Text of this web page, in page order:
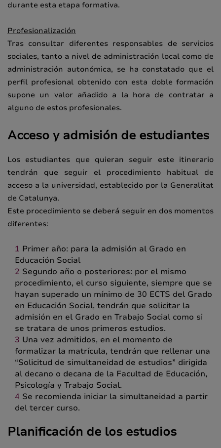
durante esta etapa formativa.
Profesionalización
Tras consultar diferentes responsables de servicios
sociales, tanto a nivel de administración local como de
administración autonómica, se ha constatado que el
perfil profesional obtenido con esta doble formación
supone un valor añadido a la hora de contratar a
alguno de estos profesionales.
Acceso y admisión de estudiantes
Los estudiantes que quieran seguir este itinerario
tendrán que seguir el procedimiento habitual de
acceso a la universidad, establecido por la Generalitat
de Catalunya.
Este procedimiento se deberá seguir en dos momentos
diferentes:
Primer año: para la admisión al Grado en
Educación Social
Segundo año o posteriores: por el mismo
procedimiento, el curso siguiente, siempre que se
hayan superado un mínimo de 30 ECTS del Grado
en Educación Social, tendrán que solicitar la
admisión en el Grado en Trabajo Social como si
se tratara de unos primeros estudios.
Una vez admitidos, en el momento de
formalizar la matrícula, tendrán que rellenar una
“Solicitud de simultaneidad de estudios” dirigida
al decano o decana de la Facultad de Educación,
Psicología y Trabajo Social.
Se recomienda iniciar la simultaneidad a partir
del tercer curso.
Planificación de los estudios